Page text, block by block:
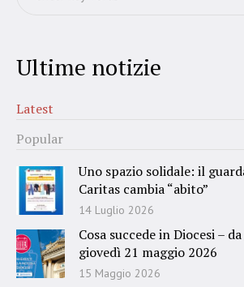
Ultime notizie
Latest
Popular
Uno spazio solidale: il
Caritas cambia “abito”
14 Luglio 2026
Cosa succede in Diocesi –
giovedì 21 maggio 2026
15 Maggio 2026